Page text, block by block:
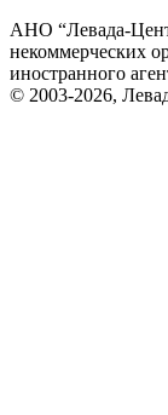
АНО “Левада-
некоммерческих
иностранного
© 2003-2026,